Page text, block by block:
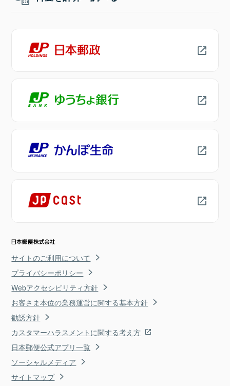
サイトのご利用について
プライバシーポリシー
Webアクセシビリティ方針
お客さま本位の業務運営に関する基本方針
勧誘方針
カスタマーハラスメントに関する考え方
日本郵便公式アプリ一覧
ソーシャルメディア
サイトマップ